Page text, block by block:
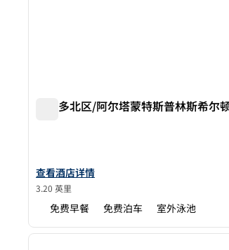
奥兰多北区/阿尔塔蒙特斯普林斯希尔
查看欢朋 Orlando-North/Altamonte
查看酒店详情
3.20 英里
免费早餐 免费泊车 室外泳池
1/12